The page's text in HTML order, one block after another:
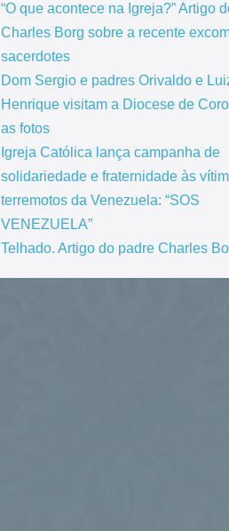
“O que acontece na Igreja?” Artigo
Charles Borg sobre a recente
sacerdotes
Dom Sergio e padres Orivaldo e
Henrique visitam a Diocese de
as fotos
Igreja Católica lança campanha de
solidariedade e fraternidade às
terremotos da Venezuela: “SOS
VENEZUELA”
Telhado. Artigo do padre Charles